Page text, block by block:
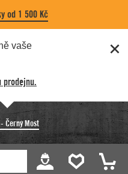
od 1 500 Kč
vaše
prodejnu.
Černý Most